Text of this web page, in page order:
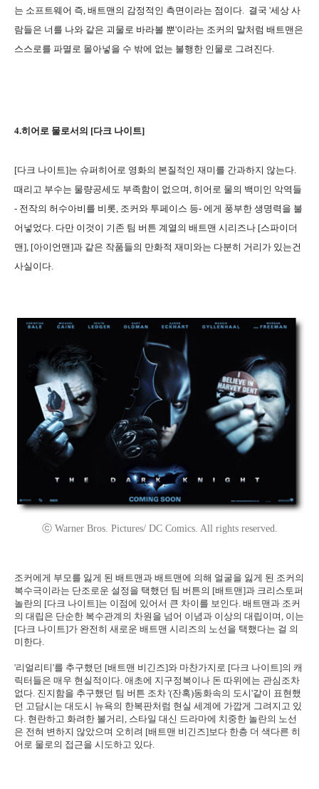
는 소프트웨어 즉, 배트맨의 감정적인 측면이라는 점이다. 결국 '세상 사
람들은 너를 나와 같은 괴물로 바라볼 뿐'이라는 조커의 말처럼 배트맨은
스스로를 파멸로 몰아넣을 수 밖에 없는 불행한 인물로 그려진다.
4.히어로 물로서의 [다크 나이트]
[다크 나이트]는 슈퍼히어로 영화의 본질적인 재미를 간과하지 않는다.
때리고 부수는 물량공세도 부족함이 없으며, 히어로 물의 백미인 악역들
- 전작의 허수아비를 비롯, 조커와 투페이스 등- 에게 풍부한 생명력을 불
어넣었다. 다만 이것이 기존 팀 버튼 계열의 배트맨 시리즈나 [스파이더
맨], [아이언맨]과 같은 작품들의 만화적 재미와는 다분히 거리가 있는건
사실이다.
ⓒ Warner Bros. Pictures/ DC Comics. All rights reserved.
조커에게 부모를 잃게 된 배트맨과 배트맨에 의해 얼굴을 잃게 된 조커의
복수극이라는 단조로운 설정을 택했던 팀 버튼의 [배트맨]과 크리스토퍼
놀란의 [다크 나이트]는 이점에 있어서 큰 차이를 보인다. 배트맨과 조커
의 대립은 단순한 복수관계의 차원을 넘어 이념과 이상의 대립이며, 이는
[다크 나이트]가 완전히 새로운 배트맨 시리즈의 노선을 택했다는 걸 의
미한다.
'리얼리티'를 추구했던 [배트맨 비긴즈]와 마찬가지로 [다크 나이트]의 캐
릭터들은 매우 현실적이다. 애초에 지구정복이나 돈 따위에는 관심조차
없다. 진지함을 추구했던 팀 버튼 조차 '(잔혹)동화속의 도시'같이 표현했
던 고담시는 대도시 뉴욕의 한복판처럼 현실 세계에 가깝게 그려지고 있
다. 현란하고 화려한 볼거리, 스타일 대신 드라마에 치중한 놀란의 노선
은 전혀 변하지 않았으며 오히려 [배트맨 비긴즈]보다 한층 더 색다른 히
어로 물로의 접근을 시도하고 있다.